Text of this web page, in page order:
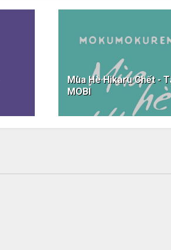
Mùa Hè Hikaru Chết -
MOBI